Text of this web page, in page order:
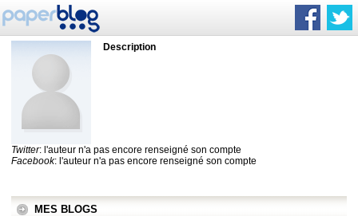
Description
Twitter: l'auteur n'a pas encore renseigné son compte
Facebook: l'auteur n'a pas encore renseigné son compte
MES BLOGS